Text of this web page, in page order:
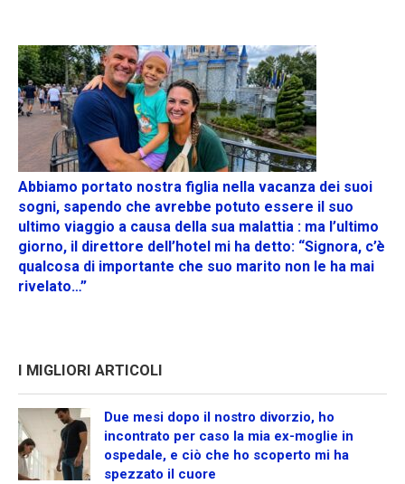
Abbiamo portato nostra figlia nella vacanza dei suoi
sogni, sapendo che avrebbe potuto essere il suo
ultimo viaggio a causa della sua malattia : ma l’ultimo
giorno, il direttore dell’hotel mi ha detto: “Signora, c’è
qualcosa di importante che suo marito non le ha mai
rivelato…”
I MIGLIORI ARTICOLI
Due mesi dopo il nostro divorzio, ho
incontrato per caso la mia ex-moglie in
ospedale, e ciò che ho scoperto mi ha
spezzato il cuore